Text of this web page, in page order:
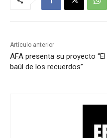
Artículo anterior
AFA presenta su proyecto “El
baúl de los recuerdos”